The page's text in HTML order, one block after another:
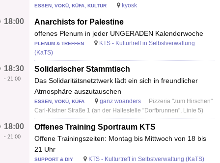
ESSEN, VOKÜ, KÜFA, KULTUR kyosk
Anarchists for Palestine
offenes Plenum in jeder UNGERADEN Kalenderwoche
18:00
PLENUM & TREFFEN
KTS - Kulturtreff in Selbstverwaltung
(KaTS)
Solidarischer Stammtisch
Das Solidaritätsnetztwerk lädt ein sich in freundlicher
Atmosphäre auszutauschen
18:30
- 21:00
ESSEN, VOKÜ, KÜFA ganz woanders
Pizzeria "zum Hirschen"
Carl-Kistner Straße 1 (an der Haltestelle "Dorfbrunnen", Linie 5)
Offenes Training Sportraum KTS
Offene Trainingszeiten: Montag bis Mittwoch von 18 bis
21 Uhr
18:00
- 21:00
SUPPORT & DIY KTS - Kulturtreff in Selbstverwaltung (KaTS)